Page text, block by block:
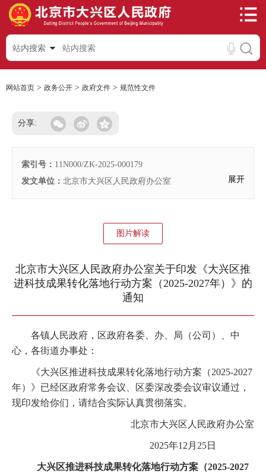
站内搜索
网站首页 > 政务公开 > 政府文件 > 规范性文件
分享:
索引号： 11N000/ZK-2025-000179
发文单位： 北京市大兴区人民政府办公室 展开
图片解读
北京市大兴区人民政府办公室关于印发《大兴区推
进科技成果转化落地行动方案（2025-2027年）》的
通知
各镇人民政府，区政府各委、办、局（公司）、中
心，各街道办事处：
《大兴区推进科技成果转化落地行动方案（2025-2027
年）》已经区政府常务会议、区委深改委会议审议通过，
现印发给你们，请结合实际认真贯彻落实。
北京市大兴区人民政府办公室
2025年12月25日
大兴区推进科技成果转化落地行动方案（2025-2027